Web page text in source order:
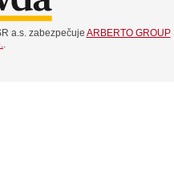
a.s. zabezpečuje ARBERTO GROUP
.